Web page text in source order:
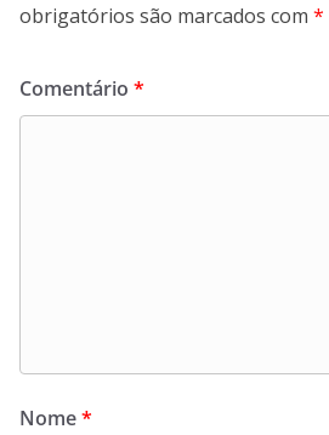
obrigatórios são marcados com *
Comentário *
Nome*